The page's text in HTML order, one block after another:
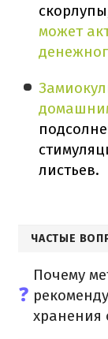
может
листьев.
ЧАСТЫЕ
❓
Почему
хранения